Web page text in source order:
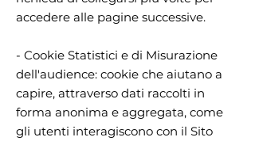
accedere alle pagine successive.
- Cookie Statistici e di Misurazione
dell'audience: cookie che aiutano a
capire, attraverso dati raccolti in
forma anonima e aggregata, come
gli utenti interagiscono con il Sito